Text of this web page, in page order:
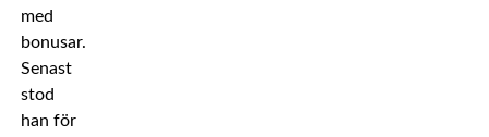
med
bonusar.
Senast
stod
han för